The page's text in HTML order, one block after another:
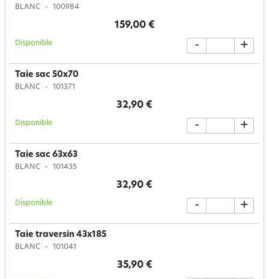
BLANC 100984
159,00 €
Disponible - +
Taie sac 50x70
BLANC 101371
32,90 €
Disponible - +
Taie sac 63x63
BLANC 101435
32,90 €
Disponible - +
Taie traversin 43x185
BLANC 101041
35,90 €